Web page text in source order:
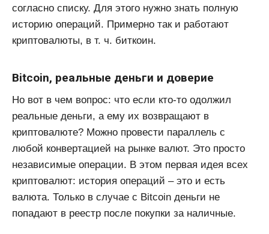
согласно списку. Для этого нужно знать полную
историю операций. Примерно так и работают
криптовалюты, в т. ч. биткоин.
Bitcoin, реальные деньги и доверие
Но вот в чем вопрос: что если кто-то одолжил
реальные деньги, а ему их возвращают в
криптовалюте? Можно провести параллель с
любой конвертацией на рынке валют. Это просто
независимые операции. В этом первая идея всех
криптовалют: история операций – это и есть
валюта. Только в случае с Bitcoin деньги не
попадают в реестр после покупки за наличные.